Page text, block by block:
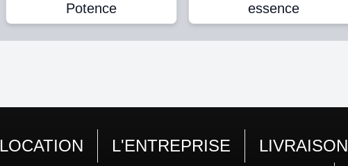
Potence
essence
LOCATION L'ENTREPRISE LIVRAISON